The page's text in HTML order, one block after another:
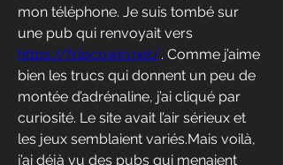
mon téléphone. Je suis tombé sur
https://fr.locowin.net/. Comme j’aime
bien les trucs qui donnent un peu de
montée d’adrénaline, j’ai cliqué par
curiosité. Le site avait l’air sérieux et
les jeux semblaient variés.Mais voilà,
j’ai déjà vu des pubs qui menaient